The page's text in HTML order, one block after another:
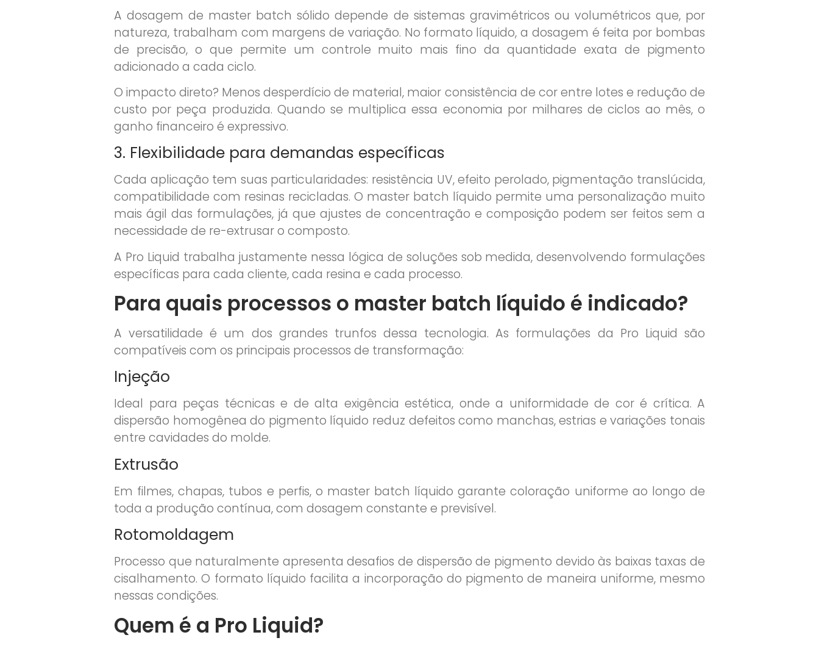
A dosagem de master batch sólido depende de sistemas gravimétricos ou volumétricos que, por
natureza, trabalham com margens de variação. No formato líquido, a dosagem é feita por bombas
de precisão, o que permite um controle muito mais fino da quantidade exata de pigmento
adicionado a cada ciclo.
O impacto direto? Menos desperdício de material, maior consistência de cor entre lotes e redução de
custo por peça produzida. Quando se multiplica essa economia por milhares de ciclos ao mês, o
ganho financeiro é expressivo.
3. Flexibilidade para demandas específicas
Cada aplicação tem suas particularidades: resistência UV, efeito perolado, pigmentação translúcida,
compatibilidade com resinas recicladas. O master batch líquido permite uma personalização muito
mais ágil das formulações, já que ajustes de concentração e composição podem ser feitos sem a
necessidade de re-extrusar o composto.
A Pro Liquid trabalha justamente nessa lógica de soluções sob medida, desenvolvendo formulações
específicas para cada cliente, cada resina e cada processo.
Para quais processos o master batch líquido é indicado?
A versatilidade é um dos grandes trunfos dessa tecnologia. As formulações da Pro Liquid são
compatíveis com os principais processos de transformação:
Injeção
Ideal para peças técnicas e de alta exigência estética, onde a uniformidade de cor é crítica. A
dispersão homogênea do pigmento líquido reduz defeitos como manchas, estrias e variações tonais
entre cavidades do molde.
Extrusão
Em filmes, chapas, tubos e perfis, o master batch líquido garante coloração uniforme ao longo de
toda a produção contínua, com dosagem constante e previsível.
Rotomoldagem
Processo que naturalmente apresenta desafios de dispersão de pigmento devido às baixas taxas de
cisalhamento. O formato líquido facilita a incorporação do pigmento de maneira uniforme, mesmo
nessas condições.
Quem é a Pro Liquid?